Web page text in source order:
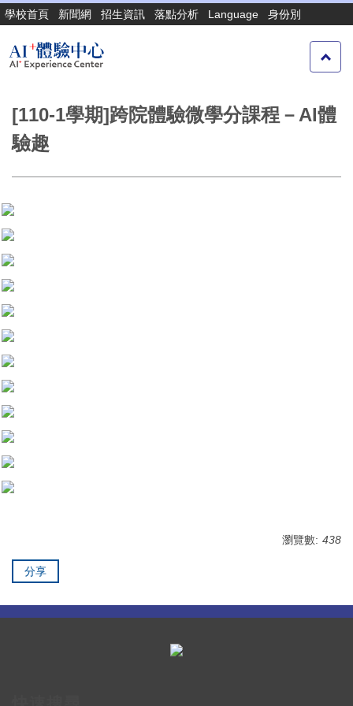
跳
到
主
要
區
學校首頁 新聞網 招生資訊 落點分析 Language 身份別
[110-1學期]跨院體驗微學分課程－AI體
驗趣
瀏覽數: 438
分享